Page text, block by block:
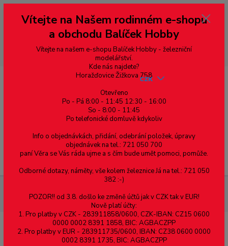
--- pro zákazníky ze Slovenska a jiných zemí, pokud chcete platit v eurech
přepněte si e-shop na euro 💶 pro přepočet měny - pravý horní roh ---
dobírky – pokud si z nějakého důvodu zásilku nevyzvednete, bude po
domluvě zaslána znovu s opětovnou platbou za poštovné, v opačném
případě bude zrušena a účet přidán na blacklist a rušeny následující
objednávky.
Menu
CZK
obloukový, cihly
ST-292 PECO - chodník nástup.,
Vítejte na Našem rodinném e-shopu
a obchodu Balíček Hobby
Vítejte na našem e-shopu Balíček Hobby - železniční
modelářství.
Kde nás najdete?
Horažďovice Žižkova 758
Otevřeno
Po - Pá 8:00 - 11:45 12:30 - 16:00
So - 8:00 - 11:45
Po telefonické domluvě kdykoliv
Info o objednávkách, přidání, odebrání položek, úpravy
objednávek na tel.: 721 050 700
paní Věra se Vás ráda ujme a s čím bude umět pomoci, pomůže.
Odborné dotazy, náměty, vše kolem železnice Já na tel.: 721 050
382 :-)
POZOR!! od 3.8. došlo ke změně účtů jak v CZK tak v EUR!
Nově platí účty:
1. Pro platby v CZK - 283911858/0600, CZK-IBAN: CZ15 0600
0000 0002 8391 1858, BIC: AGBACZPP
2. Pro platby v EUR - 283911735/0600, IBAN: CZ38 0600 0000
0002 8391 1735, BIC: AGBACZPP